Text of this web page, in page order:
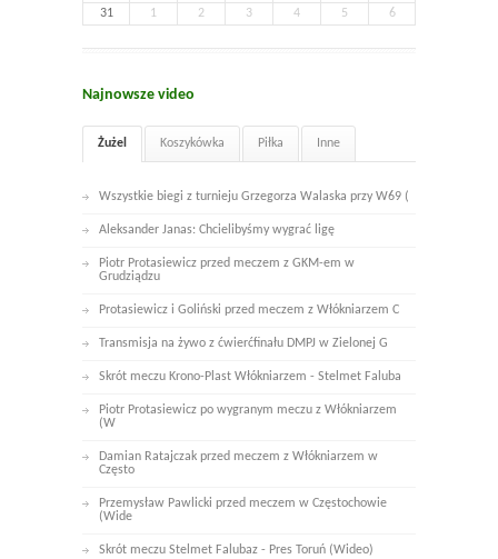
31
1 2 3 4 5 6
Najnowsze video
Żużel Koszykówka Piłka Inne
Wszystkie biegi z turnieju Grzegorza Walaska przy W69 (
Aleksander Janas: Chcielibyśmy wygrać ligę
Piotr Protasiewicz przed meczem z GKM-em w
Grudziądzu
Protasiewicz i Goliński przed meczem z Włókniarzem C
Transmisja na żywo z ćwierćfinału DMPJ w Zielonej G
Skrót meczu Krono-Plast Włókniarzem - Stelmet Faluba
Piotr Protasiewicz po wygranym meczu z Włókniarzem
(W
Damian Ratajczak przed meczem z Włókniarzem w
Często
Przemysław Pawlicki przed meczem w Częstochowie
(Wide
Skrót meczu Stelmet Falubaz - Pres Toruń (Wideo)